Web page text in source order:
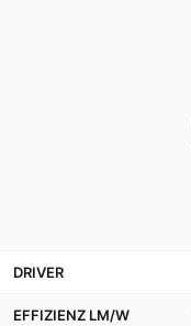
DRIVER
EFFIZIENZ LM/W